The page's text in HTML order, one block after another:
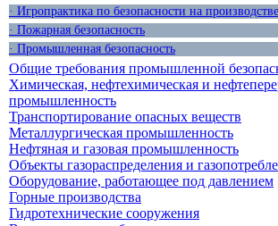
· Игропрактика по безопасности на производстве
· Пожарная безопасность
· Промышленная безопасность
Общие требования промышленной
Химическая, нефтехимическая и
промышленность
Транспортирование опасных веществ
Металлургическая промышленность
Нефтяная и газовая промышленность
Объекты газораспределения и
Оборудование, работающее под давлением
Горные производства
Гидротехнические сооружения